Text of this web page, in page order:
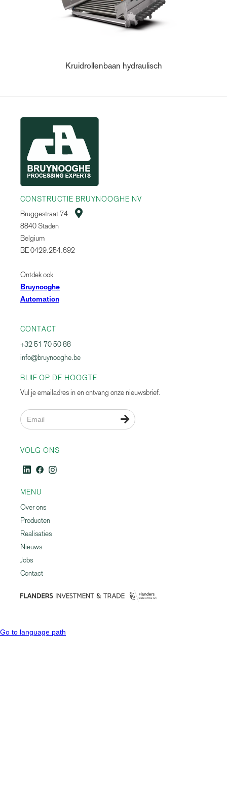
Kruidrollenbaan hydraulisch
CONSTRUCTIE BRUYNOOGHE NV
Bruggestraat 74
8840 Staden
Belgium
BE 0429.254.692
Ontdek ook
Bruynooghe
Automation

CONTACT
+32 51 70 50 88
info@bruynooghe.be
BLIJF OP DE HOOGTE
Vul je emailadres in en ontvang onze nieuwsbrief.

VOLG ONS
MENU
Over ons
Producten
Realisaties
Nieuws
Jobs
Contact
Go to language path